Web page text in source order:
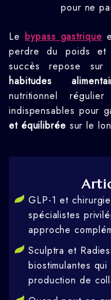
pour ne
Le bypass gastrique
perdre du poids et
succès repose
habitudes
nutritionnel
indispensables pour
et équilibrée sur le
GLP-1 et
spécialistes
approche
Sculptra et
biostimulantes
production de